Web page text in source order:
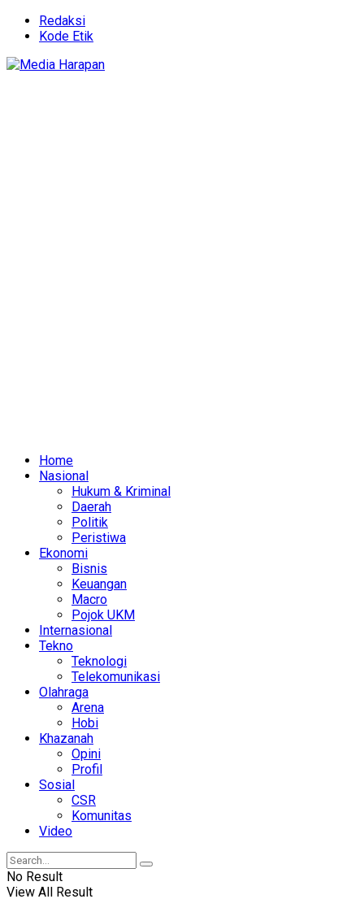
Redaksi
Kode Etik
Home
Nasional
Hukum & Kriminal
Daerah
Politik
Peristiwa
Ekonomi
Bisnis
Keuangan
Macro
Pojok UKM
Internasional
Tekno
Teknologi
Telekomunikasi
Olahraga
Arena
Hobi
Khazanah
Opini
Profil
Sosial
CSR
Komunitas
Video
No Result
View All Result